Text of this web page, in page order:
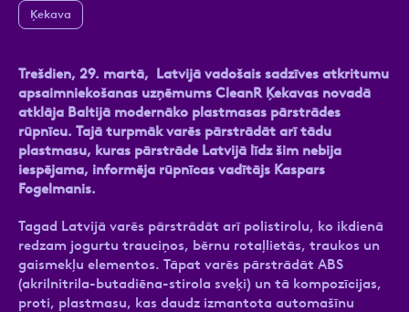
Ķekava
Trešdien, 29. martā, Latvijā vadošais sadzīves atkritumu
apsaimniekošanas uzņēmums CleanR Ķekavas novadā
atklāja Baltijā modernāko plastmasas pārstrādes
rūpnīcu. Tajā turpmāk varēs pārstrādāt arī tādu
plastmasu, kuras pārstrāde Latvijā līdz šim nebija
iespējama, informēja rūpnīcas vadītājs Kaspars
Fogelmanis.
Tagad Latvijā varēs pārstrādāt arī polistirolu, ko ikdienā
redzam jogurtu trauciņos, bērnu rotaļlietās, traukos un
gaismekļu elementos. Tāpat varēs pārstrādāt ABS
(akrilnitrila-butadiēna-stirola sveķi) un tā kompozīcijas,
proti, plastmasu, kas daudz izmantota automašīnu
Atzīmējiet, ka piekrītat personas datu